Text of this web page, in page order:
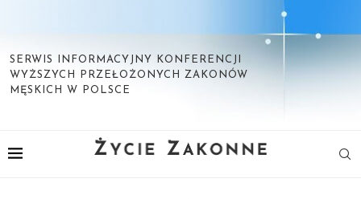
SERWIS INFORMACYJNY KONFERENCJI
WYŻSZYCH PRZEŁOŻONYCH ZAKONÓW
MĘSKICH W POLSCE